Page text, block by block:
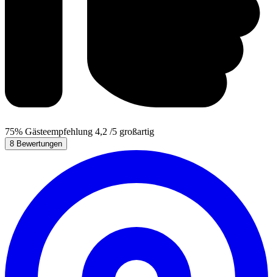
75% Gästeempfehlung 4,2 /5 großartig
8 Bewertungen